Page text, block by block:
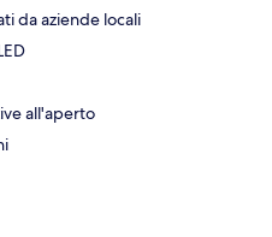
da aziende locali
all'aperto